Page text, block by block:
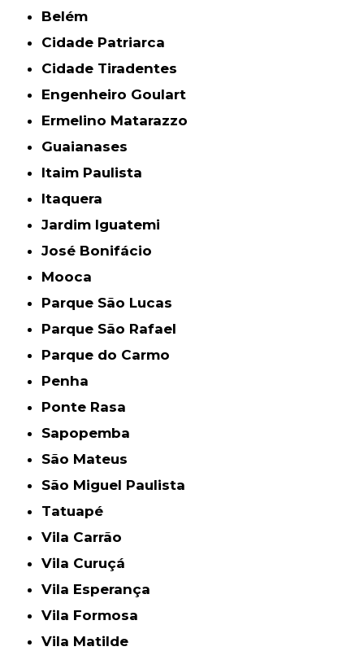
Belém
Cidade Patriarca
Cidade Tiradentes
Engenheiro Goulart
Ermelino Matarazzo
Guaianases
Itaim Paulista
Itaquera
Jardim Iguatemi
José Bonifácio
Mooca
Parque São Lucas
Parque São Rafael
Parque do Carmo
Penha
Ponte Rasa
Sapopemba
São Mateus
São Miguel Paulista
Tatuapé
Vila Carrão
Vila Curuçá
Vila Esperança
Vila Formosa
Vila Matilde